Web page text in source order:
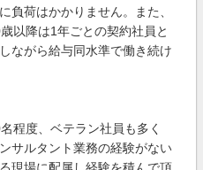
負荷はかかりません。また、
以降は1年ごとの契約社員と
ながら給与同水準で働き続け
程度、ベテラン社員も多く
サルタント業務の経験がない